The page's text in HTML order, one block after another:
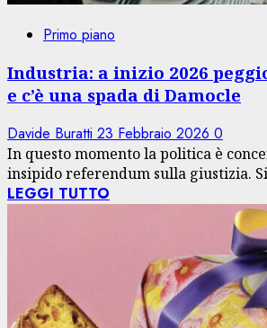
Primo piano
Industria: a inizio 2026
e c’è una spada di Damocle
Davide Buratti 23 Febbraio 2026 0
In questo momento la politica è
insipido referendum sulla giustizia.
LEGGI TUTTO